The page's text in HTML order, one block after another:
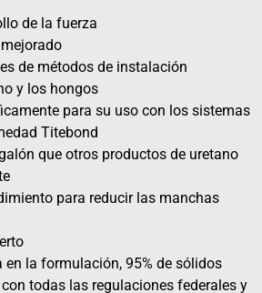
de la fuerza
de métodos de instalación
y los hongos
para su uso con los sistemas
Titebond
que otros productos de uretano
para reducir las manchas
en la formulación, 95% de sólidos
todas las regulaciones federales y